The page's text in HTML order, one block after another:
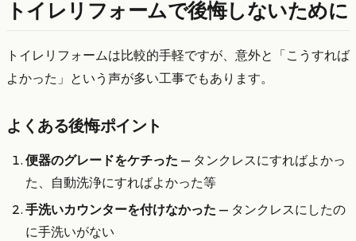
トイレリフォームで後悔しないために
トイレリフォームは比較的手軽ですが、意外と「こうすれば
よかった」という声が多い工事でもあります。
よくある後悔ポイント
便器のグレードをケチった — タンクレスにすればよかっ
た、自動洗浄にすればよかった等
手洗いカウンターを付けなかった — タンクレスにしたの
に手洗いがない